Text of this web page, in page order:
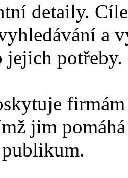
detaily.
a
jejich potřeby.
jim